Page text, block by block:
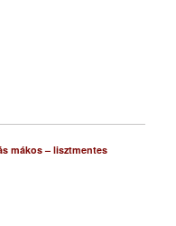
mákos – lisztmentes